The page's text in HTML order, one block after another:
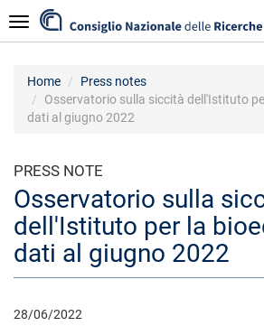
to
main
Navigazione
Home
Press notes
Osservatorio sulla siccità dell'Istituto
dati al giugno 2022
PRESS NOTE
Osservatorio sulla
dell'Istituto per la
dati al giugno 2022
28/06/2022